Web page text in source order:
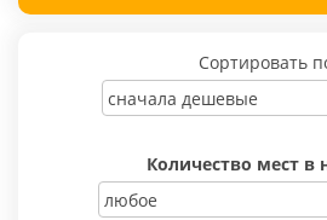
Сортировать
Количество мест в